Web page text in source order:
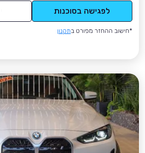
לפגישה בסוכנות
*חישוב ההחזר מפורט בתקנון